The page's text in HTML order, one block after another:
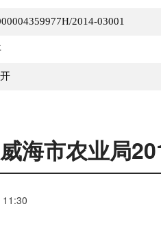
2014-03001
威海市农业局
11:30